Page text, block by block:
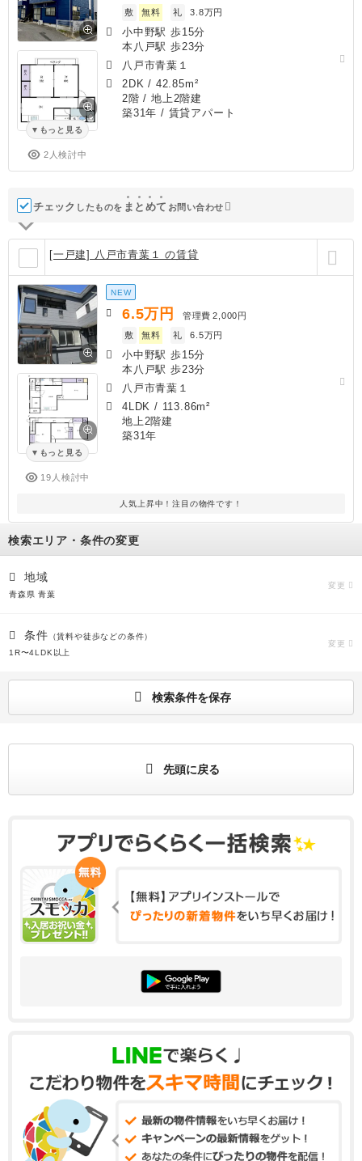
もっと見る
2人検討中
敷
無料 礼 3.8万円
小中野駅 歩15分
本八戸駅 歩23分
八戸市青葉１
2DK / 42.85m²
2階 / 地上2階建
築31年 / 賃貸アパート
チェック したものを ま と めて お問い合わせ
[一戸建] 八戸市青葉１ の賃貸
もっと見る
19人検討中
NEW
6.5万円 管理費 2,000円
敷
無料 礼 6.5万円
小中野駅 歩15分
本八戸駅 歩23分
八戸市青葉１
4LDK / 113.86m²
地上2階建
築31年
人気上昇中！注目の物件です！
検索エリア・条件の変更
地域
青森県 青葉
変更
条件 （賃料や徒歩などの条件）
1R〜4LDK以上
変更
検索条件を保存
先頭に戻る